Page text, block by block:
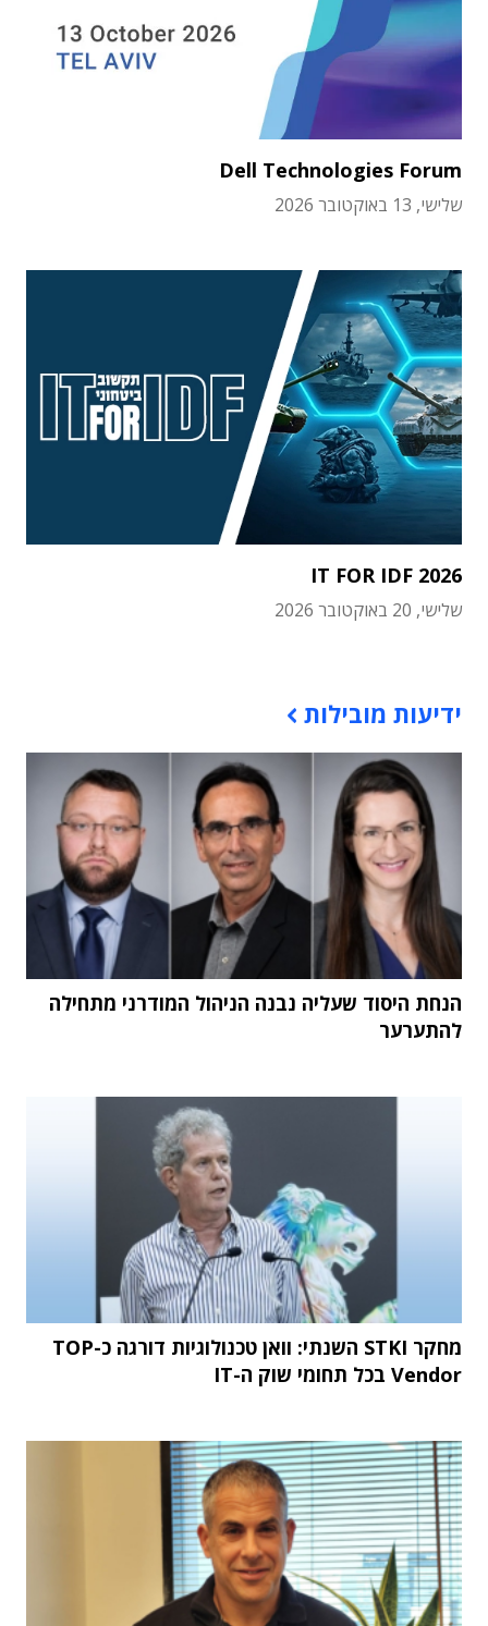
Dell Technologies Forum
שלישי, 13 באוקטובר 2026
IT FOR IDF 2026
שלישי, 20 באוקטובר 2026
ידיעות מובילות
הנחת היסוד שעליה נבנה הניהול המודרני מתחילה
להתערער
מחקר STKI השנתי: וואן טכנולוגיות דורגה כ-TOP
Vendor בכל תחומי שוק ה-IT